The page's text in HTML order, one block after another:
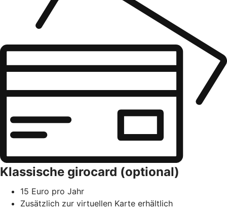
Klassische girocard (optional)
15 Euro pro Jahr
Zusätzlich zur virtuellen Karte erhältlich